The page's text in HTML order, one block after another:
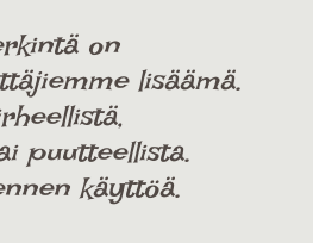
on
lisäämä.
puutteellista.
käyttöä.